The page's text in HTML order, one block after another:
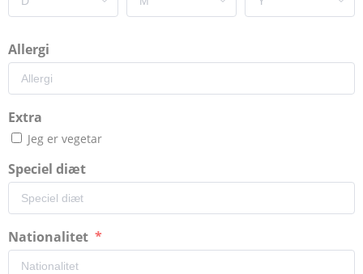
Allergi
Extra
Jeg er vegetar
Speciel diæt
Nationalitet